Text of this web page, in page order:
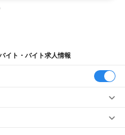
イト・バイト求人情報